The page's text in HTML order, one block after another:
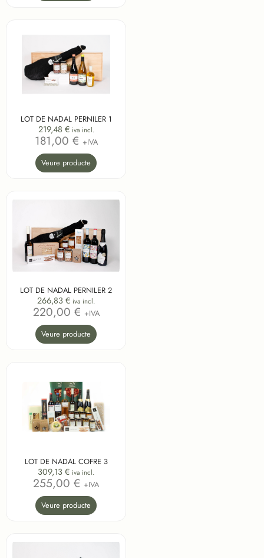
LOT DE NADAL PERNILER 1
219,48 € iva incl.
181,00 € +IVA
Veure producte
LOT DE NADAL PERNILER 2
266,83 € iva incl.
220,00 € +IVA
Veure producte
LOT DE NADAL COFRE 3
309,13 € iva incl.
255,00 € +IVA
Veure producte